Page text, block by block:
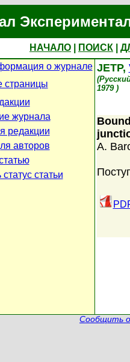
НАЧАЛО ПОИСК
о журнале
страницы
журнала
редакции
авторов
статьи
JETP,
1979 )
A.
Сообщить о